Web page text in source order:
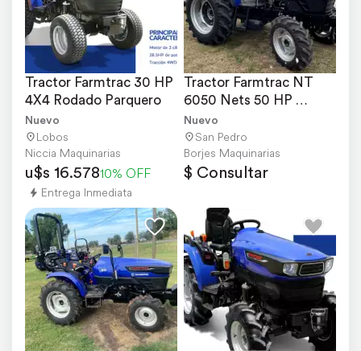
Tractor Farmtrac 30 HP
4X4 Rodado Parquero
Nuevo
Lobos
Niccia Maquinarias
u$s 16.57810% OFF
Entrega Inmediata
Tractor Farmtrac NT
6050 Nets 50 HP
Agricolas Compacto
Nuevo
San Pedro
Borjes Maquinarias
$ Consultar